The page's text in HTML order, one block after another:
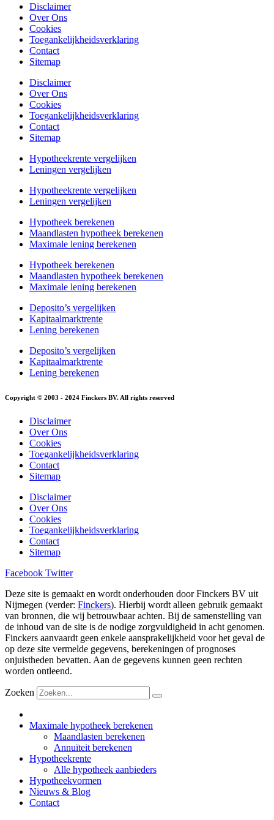
Disclaimer
Over Ons
Cookies
Toegankelijkheidsverklaring
Contact
Sitemap
Disclaimer
Over Ons
Cookies
Toegankelijkheidsverklaring
Contact
Sitemap
Hypotheekrente vergelijken
Leningen vergelijken
Hypotheekrente vergelijken
Leningen vergelijken
Hypotheek berekenen
Maandlasten hypotheek berekenen
Maximale lening berekenen
Hypotheek berekenen
Maandlasten hypotheek berekenen
Maximale lening berekenen
Deposito’s vergelijken
Kapitaalmarktrente
Lening berekenen
Deposito’s vergelijken
Kapitaalmarktrente
Lening berekenen
Copyright © 2003 - 2024 Finckers BV. All rights reserved
Disclaimer
Over Ons
Cookies
Toegankelijkheidsverklaring
Contact
Sitemap
Disclaimer
Over Ons
Cookies
Toegankelijkheidsverklaring
Contact
Sitemap
Facebook Twitter
Deze site is gemaakt en wordt onderhouden door Finckers BV uit
Nijmegen (verder: Finckers). Hierbij wordt alleen gebruik gemaakt
van bronnen, die wij betrouwbaar achten. Bij de samenstelling van
de inhoud van de site is de nodige zorgvuldigheid in acht genomen.
Finckers aanvaardt geen enkele aansprakelijkheid voor het geval de
op deze site vermelde gegevens, berekeningen of prognoses
onjuistheden bevatten. Aan de gegevens kunnen geen rechten
worden ontleend.
Zoeken
Maximale hypotheek berekenen
Maandlasten berekenen
Annuïteit berekenen
Hypotheekrente
Alle hypotheek aanbieders
Hypotheekvormen
Nieuws & Blog
Contact